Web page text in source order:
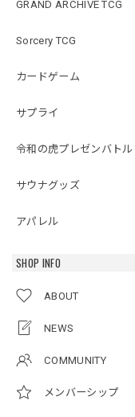
GRAND ARCHIVE TCG
Sorcery TCG
カードゲーム
サプライ
令和の虎プレゼンバトル
サウナグッズ
アパレル
SHOP INFO
ABOUT
NEWS
COMMUNITY
メンバーシップ